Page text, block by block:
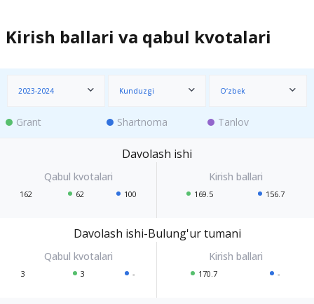
Kirish ballari va qabul kvotalari
2023-2024 Kunduzgi O‘zbek
Grant Shartnoma Tanlov
Davolash ishi
162 62 100 169.5 156.7
Davolash ishi-Bulung'ur tumani
3 3 - 170.7 -